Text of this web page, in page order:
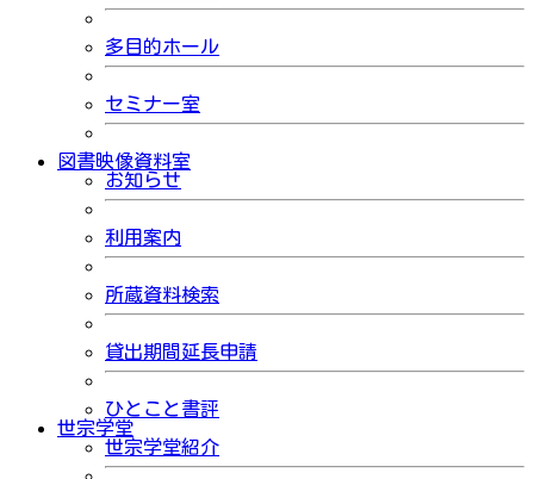
多目的ホール
セミナー室
図書映像資料室
お知らせ
利用案内
所蔵資料検索
貸出期間延長申請
ひとこと書評
世宗学堂
世宗学堂紹介